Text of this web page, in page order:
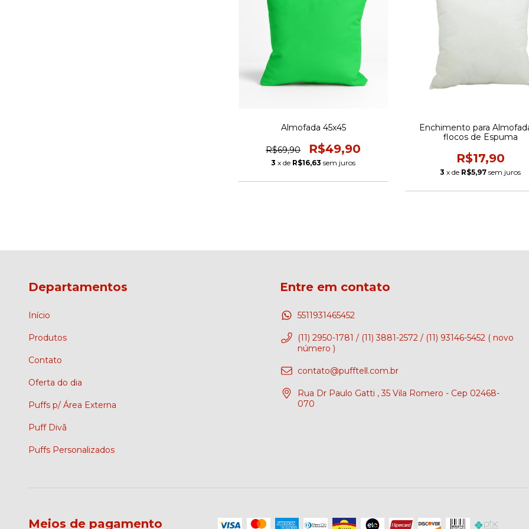
Almofada 45x45
R$69,90 R$49,90
3 x de R$16,63 sem juros
Enchimento para
flocos de Espuma
R$17,90
3 x de R$5,97 sem juros
Departamentos
Início
Produtos
Contato
Oferta do dia
Puffs p/ Área Externa
Puff Divã
Puffs Personalizados
Entre em contato
5511931465452
(11) 2950-1781 / (11) 3881-2572 / (11) 93146-5452 ( novo
número )
contato@pufftell.com.br
Rua Dr Paulo Gatti , 35 Vila Romero - Cep 02468-
070
Meios de pagamento